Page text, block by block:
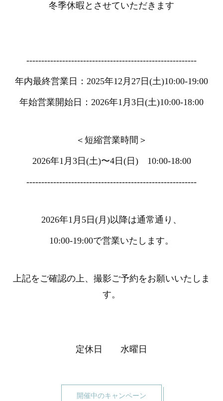
冬季休暇とさせていただきます
---------------------------------------------------------
年内最終営業日：2025年12月27日(土)10:00-19:00
年始営業開始日：2026年1月3日(土)10:00-18:00
＜短縮営業時間＞
2026年1月3日(土)〜4日(日) 10:00-18:00
---------------------------------------------------------
2026年1月5日(月)以降は通常通り、
10:00-19:00で営業いたします。
上記をご確認の上、撮影ご予約をお願いいたしま
す。
定休日 水曜日
開催中のキャンペーン